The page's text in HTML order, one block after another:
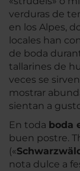
verduras de
en los Alpes,
locales han
de boda
tallarines de
veces se
mostrar
sientan a
En toda boda
buen postre.
(«
nota dulce a